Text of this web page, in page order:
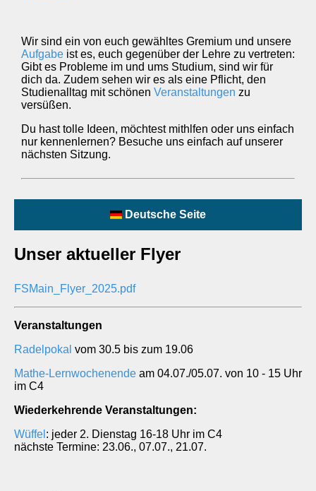
Wir sind ein von euch gewähltes Gremium und unsere
Aufgabe ist es, euch gegenüber der Lehre zu vertreten:
Gibt es Probleme im und ums Studium, sind wir für
dich da. Zudem sehen wir es als eine Pflicht, den
Studienalltag mit schönen Veranstaltungen zu
versüßen.
Du hast tolle Ideen, möchtest mithlfen oder uns einfach
nur kennenlernen? Besuche uns einfach auf unserer
nächsten Sitzung.
Deutsche Seite
Unser aktueller Flyer
FSMain_Flyer_2025.pdf
Veranstaltungen
Radelpokal vom 30.5 bis zum 19.06
Mathe-Lernwochenende am 04.07./05.07. von 10 - 15 Uhr
im C4
Wiederkehrende Veranstaltungen:
Wüffel : jeder 2. Dienstag 16-18 Uhr im C4
nächste Termine: 23.06., 07.07., 21.07.